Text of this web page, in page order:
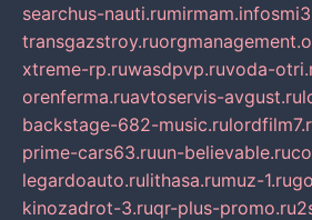
searchus-nauti.rumirmam.info
transgazstroy.ru
xtreme-rp.ruwasdpvp.ruvoda-
orenferma.ruavtoservis-avgust.ru
backstage-682-music.ru
prime-cars63.ruun-believable.ru
legardoauto.rulithasa.rumuz-1.ru
kinozadrot-3.ruqr-plus-promo.ru